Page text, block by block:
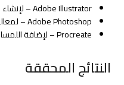
Adobe Illustrator – لإنشاء الرسومات المتجهية بدقة عالية
Adobe Photoshop – لمعالجة الصور وإعداد النماذج الأولية
Procreate – لإضافة اللمسات الفنية والتفاصيل الإبداعية
النتائج المحققة